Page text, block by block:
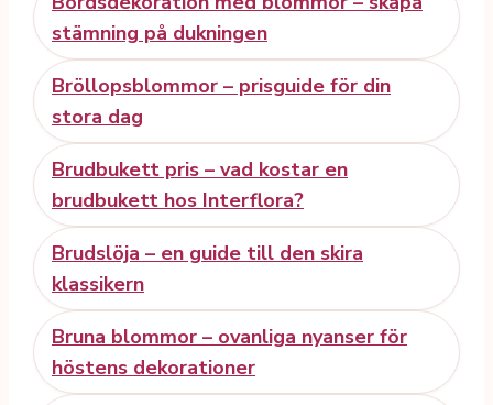
stämning på dukningen
Bröllopsblommor – prisguide för din
stora dag
Brudbukett pris – vad kostar en
brudbukett hos Interflora?
Brudslöja – en guide till den skira
klassikern
Bruna blommor – ovanliga nyanser för
höstens dekorationer